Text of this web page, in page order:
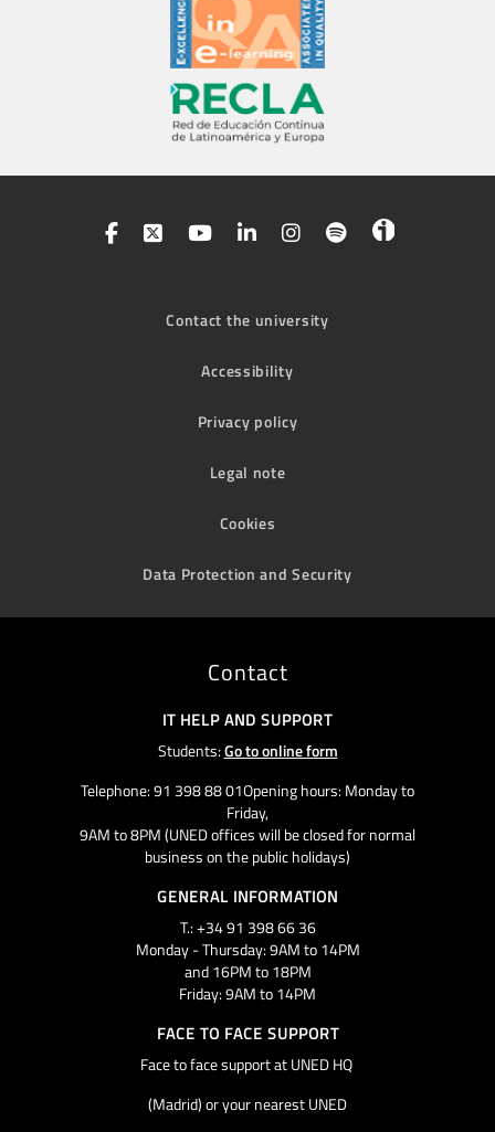
Contact the university
Accessibility
Privacy policy
Legal note
Cookies
Data Protection and Security
Contact
IT HELP AND SUPPORT
Students:Go to online form
Telephone: 91 398 88 01Opening hours: Monday to
Friday,
9AM to 8PM (UNED offices will be closed for normal
business on the public holidays)
GENERAL INFORMATION
T.: +34 91 398 66 36
Monday - Thursday: 9AM to 14PM
and 16PM to 18PM
Friday: 9AM to 14PM
FACE TO FACE SUPPORT
Face to face support at UNED HQ
(Madrid) or your nearest UNED